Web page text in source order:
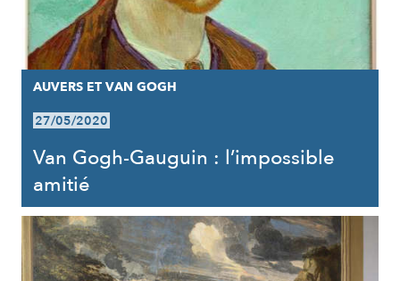
AUVERS ET VAN GOGH
27/05/2020
Van Gogh-Gauguin : l’impossible
amitié